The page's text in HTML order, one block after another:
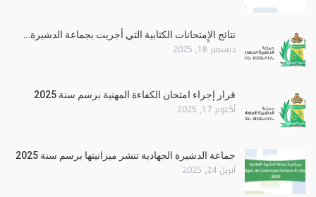
نتائج الإِمتحانات الكتابية التي أجريت بجماعة الدشيرة…
ديسمبر 18, 2025
قرار إجراء امتحان الكفاءة المهنية برسم سنة 2025
أكتوبر 17, 2025
جماعة الدشيرة الجهادية تنشر ميزانيتها برسم سنة 2025
أبريل 24, 2025